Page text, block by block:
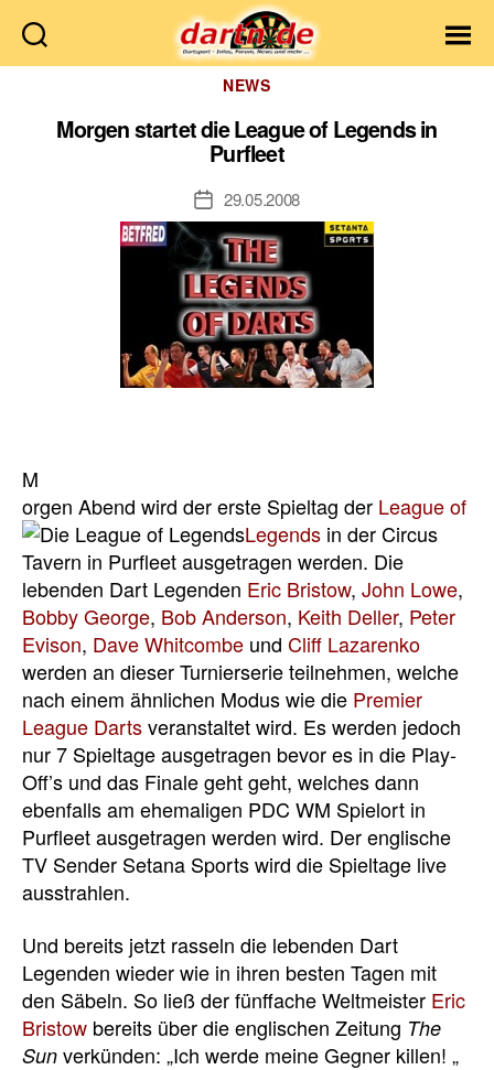
Dartn.de
Kategorien
NEWS
Morgen startet die League of Legends in
Purfleet
Veröffentlichungsdatum
29.05.2008
M
orgen Abend wird der erste Spieltag der League of
Legends in derCircus
Tavern in Purfleet ausgetragen werden. Die
lebenden Dart Legenden Eric Bristow, John Lowe,
Bobby George, Bob Anderson, Keith Deller, Peter
Evison, Dave Whitcombe und Cliff Lazarenko
werden an dieser Turnierserie teilnehmen, welche
nach einem ähnlichen Modus wie die Premier
League Dartsveranstaltet wird. Es werden jedoch
nur 7 Spieltage ausgetragen bevor es in die Play-
Off’s und das Finale geht geht, welches dann
ebenfalls am ehemaligen PDC WM Spielort in
Purfleet ausgetragen werden wird. Der englische
TV Sender Setana Sports wird die Spieltage live
ausstrahlen.
Und bereits jetzt rasseln die lebenden Dart
Legenden wieder wie in ihren besten Tagen mit
den Säbeln. So ließ der fünffache Weltmeister Eric
Bristow bereits über die englischen Zeitung The
Sun verkünden: „Ich werde meine Gegner killen! „